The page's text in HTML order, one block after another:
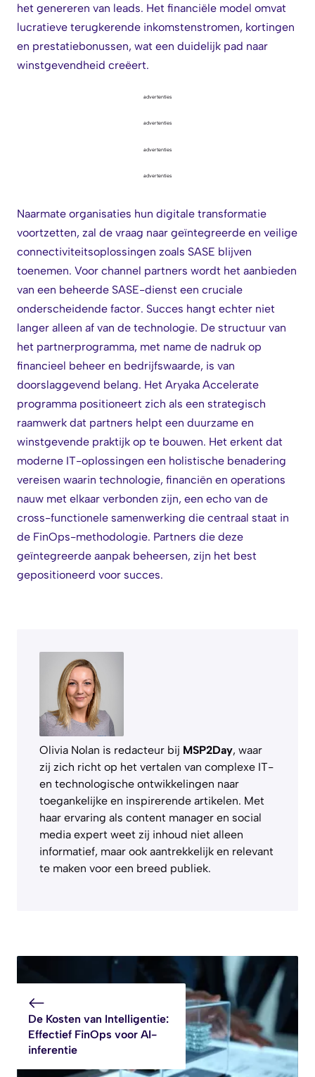
het genereren van leads. Het financiële model omvat
lucratieve terugkerende inkomstenstromen, kortingen
en prestatiebonussen, wat een duidelijk pad naar
winstgevendheid creëert.
advertenties
advertenties
advertenties
advertenties
Naarmate organisaties hun digitale transformatie
voortzetten, zal de vraag naar geïntegreerde en veilige
connectiviteitsoplossingen zoals SASE blijven
toenemen. Voor channel partners wordt het aanbieden
van een beheerde SASE-dienst een cruciale
onderscheidende factor. Succes hangt echter niet
langer alleen af van de technologie. De structuur van
het partnerprogramma, met name de nadruk op
financieel beheer en bedrijfswaarde, is van
doorslaggevend belang. Het Aryaka Accelerate
programma positioneert zich als een strategisch
raamwerk dat partners helpt een duurzame en
winstgevende praktijk op te bouwen. Het erkent dat
moderne IT-oplossingen een holistische benadering
vereisen waarin technologie, financiën en operations
nauw met elkaar verbonden zijn, een echo van de
cross-functionele samenwerking die centraal staat in
de FinOps-methodologie. Partners die deze
geïntegreerde aanpak beheersen, zijn het best
gepositioneerd voor succes.
Olivia Nolan is redacteur bij MSP2Day, waar
zij zich richt op het vertalen van complexe IT-
en technologische ontwikkelingen naar
toegankelijke en inspirerende artikelen. Met
haar ervaring als content manager en social
media expert weet zij inhoud niet alleen
informatief, maar ook aantrekkelijk en relevant
te maken voor een breed publiek.
De Kosten van Intelligentie:
Effectief FinOps voor AI-
inferentie